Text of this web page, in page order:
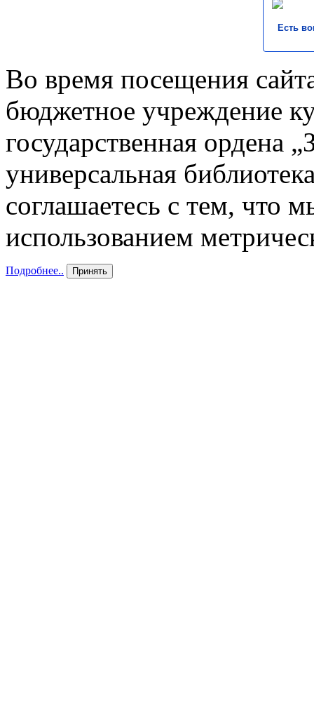
Есть
Во время посещения
бюджетное учреждение
государственная ордена
универсальная
соглашаетесь с тем, что
использованием
Подробнее.. Принять